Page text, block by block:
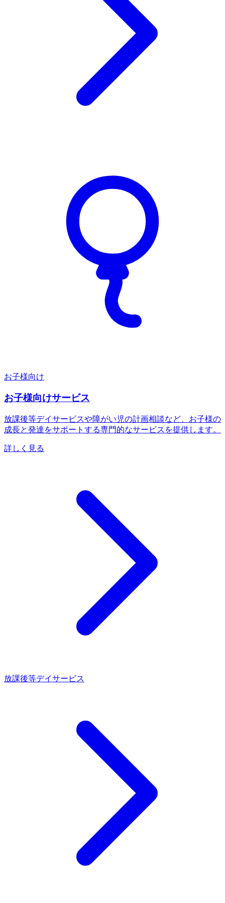
お子様向け
お子様向けサービス
放課後等デイサービスや障がい児の計画相談など、お子様の
成長と発達をサポートする専門的なサービスを提供します。
詳しく見る
放課後等デイサービス